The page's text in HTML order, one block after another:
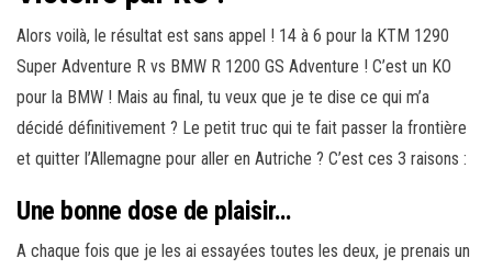
Alors voilà, le résultat est sans appel ! 14 à 6 pour la KTM 1290
Super Adventure R vs BMW R 1200 GS Adventure ! C’est un KO
pour la BMW ! Mais au final, tu veux que je te dise ce qui m’a
décidé définitivement ? Le petit truc qui te fait passer la frontière
et quitter l’Allemagne pour aller en Autriche ? C’est ces 3 raisons :
Une bonne dose de plaisir…
A chaque fois que je les ai essayées toutes les deux, je prenais un